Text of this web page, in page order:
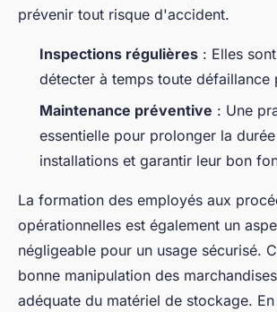
prévenir tout risque d'accident.
Inspections régulières : Elles
détecter à temps toute défaillance
Maintenance préventive : Une
essentielle pour prolonger la
installations et garantir leur bon
La formation des employés aux
opérationnelles est également un
négligeable pour un usage sécurisé.
bonne manipulation des
adéquate du matériel de stockage.